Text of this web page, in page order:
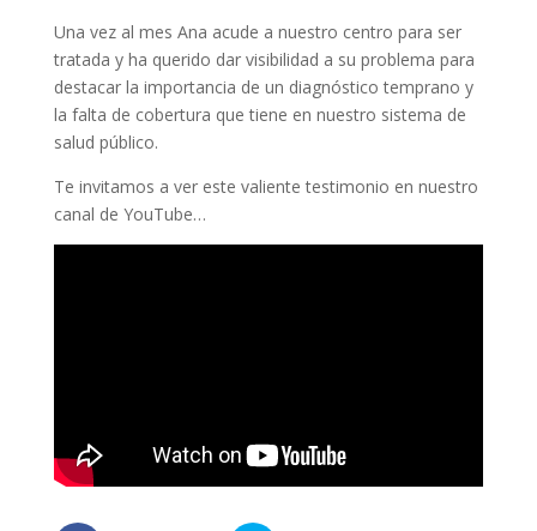
Una vez al mes Ana acude a nuestro centro para ser
tratada y ha querido dar visibilidad a su problema para
destacar la importancia de un diagnóstico temprano y
la falta de cobertura que tiene en nuestro sistema de
salud público.
Te invitamos a ver este valiente testimonio en nuestro
canal de YouTube…